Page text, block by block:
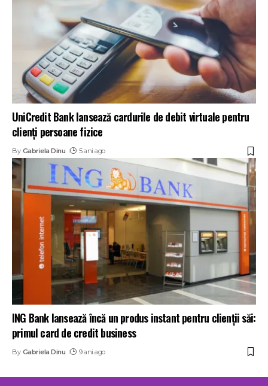
UniCredit Bank lansează cardurile de debit virtuale pentru
clienți persoane fizice
By Gabriela Dinu 5 ani ago
ING Bank lansează încă un produs instant pentru clienții săi:
primul card de credit business
By Gabriela Dinu 9 ani ago